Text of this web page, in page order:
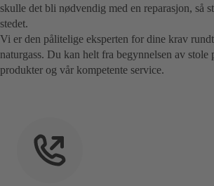
skulle det bli nødvendig med en reparasjon, så
stedet.
Vi er den pålitelige eksperten for dine krav
naturgass. Du kan helt fra begynnelsen av stole
produkter og vår kompetente service.